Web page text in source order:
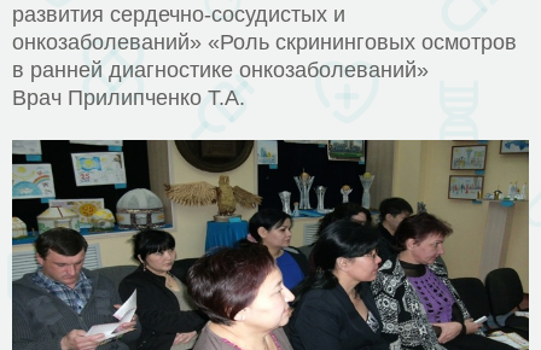
развития сердечно-сосудистых и
онкозаболеваний» «Роль скрининговых осмотров
в ранней диагностике онкозаболеваний»
Врач Прилипченко Т.А.